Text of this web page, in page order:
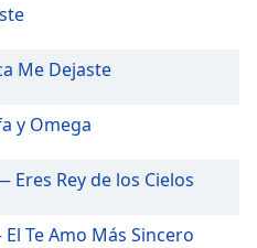
Me Dejaste
y Omega
Eres Rey de los Cielos
Te Amo Más Sincero